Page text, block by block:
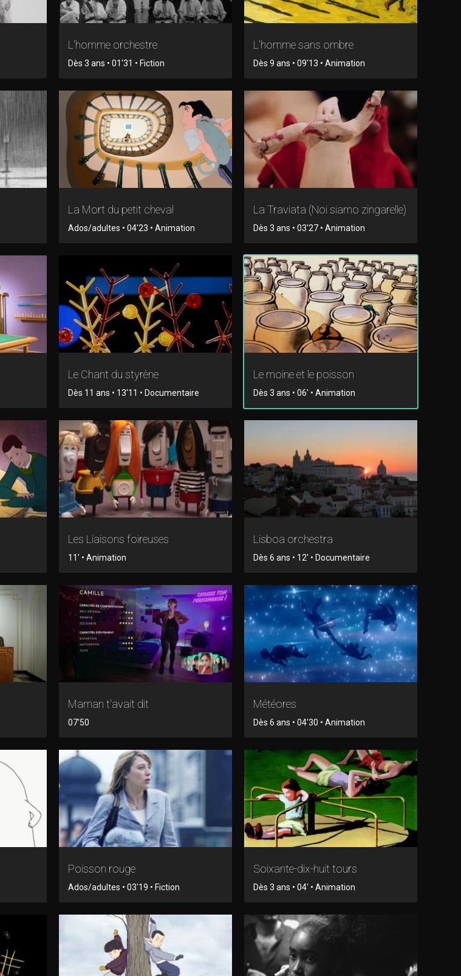
L'homme orchestre
Dès 3 ans • 01'31 • Fiction
L'homme sans ombre
Dès 9 ans • 09'13 • Animation
La Mort du petit cheval
Ados/adultes • 04'23 • Animation
La Traviata (Noi siamo zingarelle)
Dès 3 ans • 03'27 • Animation
Le Chant du styrène
Dès 11 ans • 13'11 • Documentaire
Le moine et le poisson
Dès 3 ans • 06' • Animation
Les Liaisons foireuses
11' • Animation
Lisboa orchestra
Dès 6 ans • 12' • Documentaire
Maman t'avait dit
07'50
Météores
Dès 6 ans • 04'30 • Animation
Poisson rouge
Ados/adultes • 03'19 • Fiction
Soixante-dix-huit tours
Dès 3 ans • 04' • Animation